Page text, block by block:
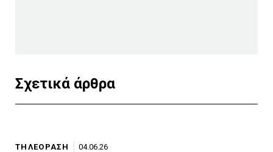
Σχετικά άρθρα
ΤΗΛΕΟΡΑΣΗ 04.06.26